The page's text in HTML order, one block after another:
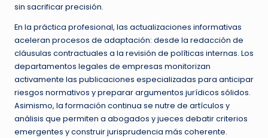
sin sacrificar precisión.
En la práctica profesional, las actualizaciones informativas
aceleran procesos de adaptación: desde la redacción de
cláusulas contractuales a la revisión de políticas internas. Los
departamentos legales de empresas monitorizan
activamente las publicaciones especializadas para anticipar
riesgos normativos y preparar argumentos jurídicos sólidos.
Asimismo, la formación continua se nutre de artículos y
análisis que permiten a abogados y jueces debatir criterios
emergentes y construir jurisprudencia más coherente.